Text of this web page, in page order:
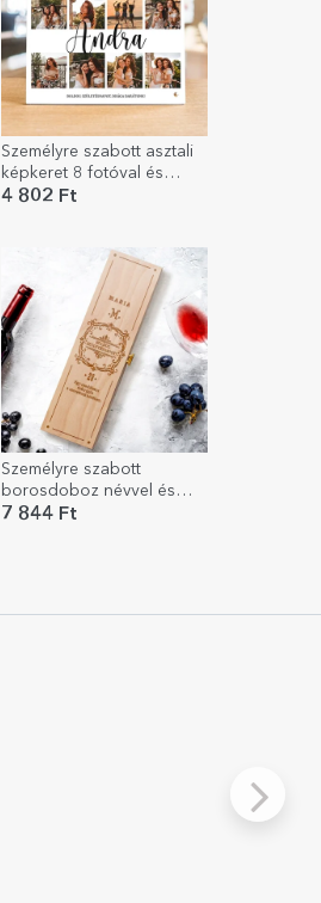
Személyre szabott asztali
képkeret 8 fotóval és
szöveggel - Joy
4 802 Ft
Személyre szabott
borosdoboz névvel és
szöveggel - Elegáns
7 844 Ft